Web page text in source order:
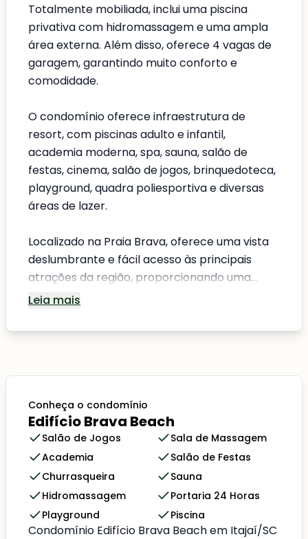
Totalmente mobiliada, inclui uma piscina
privativa com hidromassagem e uma ampla
área externa. Além disso, oferece 4 vagas de
garagem, garantindo muito conforto e
comodidade.
O condomínio oferece infraestrutura de
resort, com piscinas adulto e infantil,
academia moderna, spa, sauna, salão de
festas, cinema, salão de jogos, brinquedoteca,
playground, quadra poliesportiva e diversas
áreas de lazer.
Localizado na Praia Brava, oferece uma vista
deslumbrante e fácil acesso às principais
atrações da região, proporcionando uma...
Leia mais
Conheça o condomínio
Edifício Brava Beach
Salão de Jogos
Sala de Massagem
Academia
Salão de Festas
Churrasqueira
Sauna
Hidromassagem
Portaria 24 Horas
Playground
Piscina
Condomínio Edifício Brava Beach em Itajaí/SC